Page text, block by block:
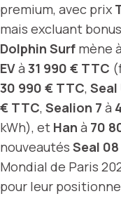
premium, avec prix
mais excluant
Dolphin Surf mène à
EVà 31 990 € TTC
30 990 € TTC, Seal
€ TTC, Sealion 7 à
kWh), et Han à 70
nouveautés Seal 08
Mondial de Paris
pour leur